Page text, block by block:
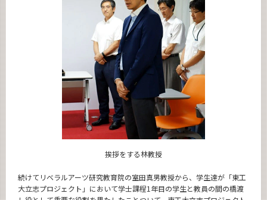
挨拶をする林教授
続けてリベラルアーツ研究教育院の室田真男教授から、学生達が「東工
大立志プロジェクト」において学士課程1年目の学生と教員の間の橋渡